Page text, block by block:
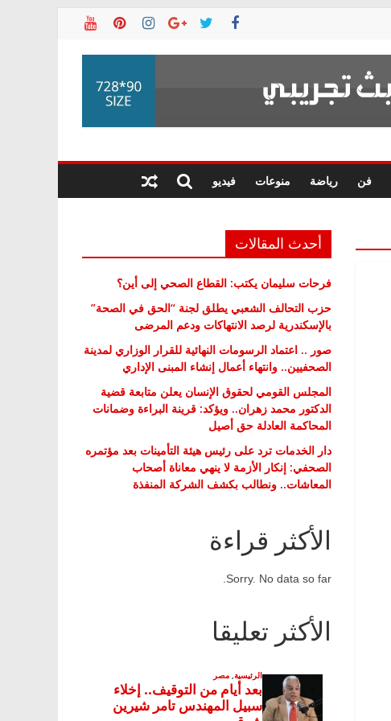
فن رياضة منوعات فيديو
أحدث المقالات
فرحات سليمان يكتب: القطاع الصحي إلى أين؟
حزب التحالف الشعبي يطلق لجنة “الحق في الصحة”
بالإسكندرية لرصد الانتهاكات ودعم المرضى
صور .. اعتماد الرسومات النهائية للقرار الوزاري لمدينة
الصحفيين.. وانتهاء أعمال إنشاء المبنى الإداري
المجلس القومي لحقوق الإنسان يعلن متابعة قضية
الدكتور محمد زهران.. ويؤكد: قرينة البراءة وضمانات
المحاكمة العادلة حق أصيل
دار الخدمات ترد على رئيس هيئة التأمينات بعد مؤتمره
الصحفي: إنكار الأزمة لا ينهي معاناة أصحاب
المعاشات.. ونطالب بكشف الشركة المنفذة
الأكثر قراءة
Sorry. No data so far.
الأكثر تعليقا